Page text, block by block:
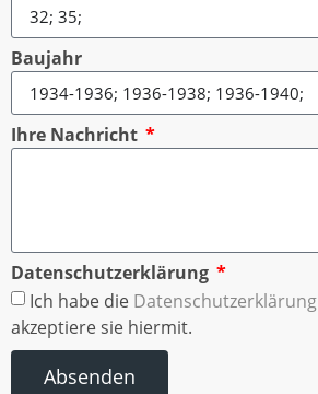
Baujahr
Ihre Nachricht
Datenschutzerklärung
Ich habe die Datenschutzerklärung
akzeptiere sie hiermit.
Absenden